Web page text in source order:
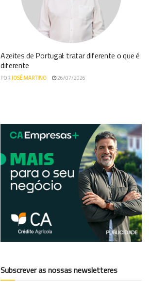
Azeites de Portugal: tratar diferente o que é
diferente
PORJOSÉ MARTINO 26/07/2026
Subscrever as nossas newsletteres